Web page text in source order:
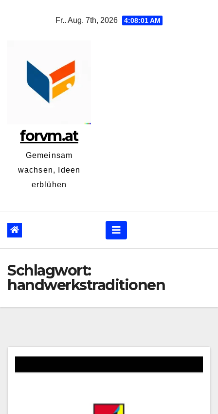
Fr.. Aug. 7th, 2026 4:08:01 AM
forvm.at
Gemeinsam
wachsen, Ideen
erblühen
Schlagwort:
handwerkstraditionen